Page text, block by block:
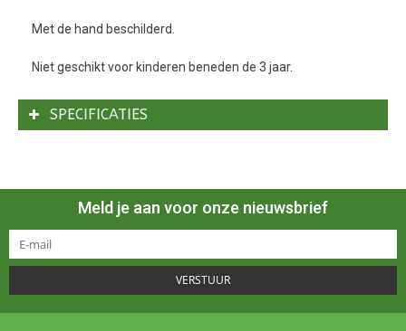
Met de hand beschilderd.
Niet geschikt voor kinderen beneden de 3 jaar.
SPECIFICATIES
Meld je aan voor onze nieuwsbrief
VERSTUUR